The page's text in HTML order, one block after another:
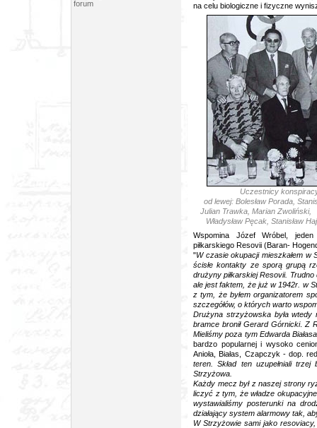
forum
na celu biologiczne i fizyczne
Uczestnicy
od lewej: Bolesław Porada,
Julian Trawka, Marian Zwoliński,
Władysław Pęcak, Stanisław
Wspomina Józef Wróbel, jeden
piłkarskiego Resovii (Baran-
"W czasie okupacji mieszkałem w
ścisłe kontakty ze sporą grupą
drużyny piłkarskiej Resovii.
ale jest faktem, że już w 1942r. w
z tym, że byłem organizatorem
szczegółów, o których warto
Drużyna strzyżowska była wtedy
bramce bronił Gerard Górnicki. Z
Mieliśmy poza tym Edwarda
bardzo popularnej i wysoko
Anioła, Białas, Czapczyk - dop.
teren. Skład ten uzupełniali
Strzyżowa.
Każdy mecz był z naszej strony
liczyć z tym, że władze
wystawialiśmy posterunki na
działający system alarmowy tak,
W Strzyżowie sami jako